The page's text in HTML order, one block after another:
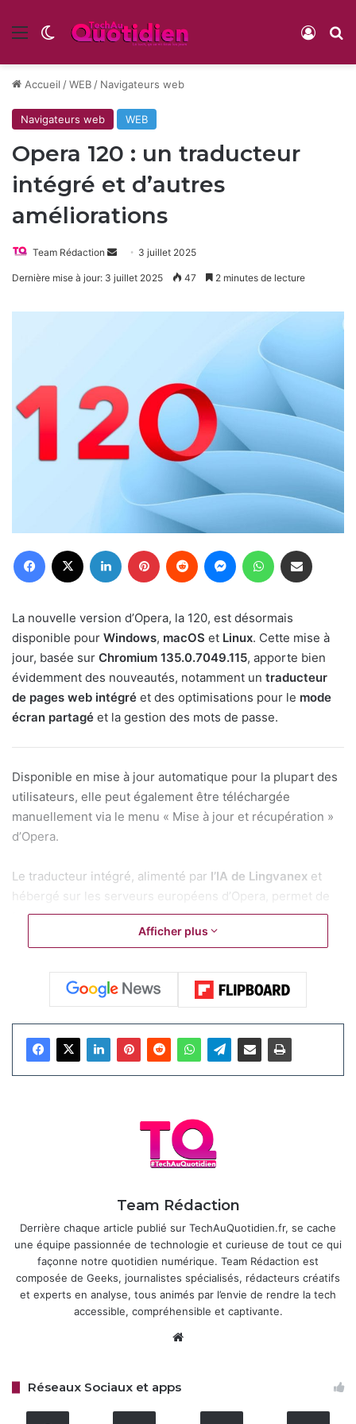
Menu Switch skin
Accueil /WEB / Navigateurs web
Navigateurs web WEB
Opera 120 : un traducteur
intégré et d’autres
améliorations
Team Rédaction
Envoyer3 juillet 2025
Dernière mise à jour: 3 juillet 2025 47 2 minutes de lecture
Facebook Linkedin Pinterest Reddit MessengerWhatsApp
La nouvelle version d’Opera, la 120, est désormais
disponible pour Windows, macOS et Linux. Cette mise à
jour, basée sur Chromium 135.0.7049.115, apporte bien
évidemment des nouveautés, notamment un traducteur
de pages web intégré et des optimisations pour le mode
écran partagé et la gestion des mots de passe.
Disponible en mise à jour automatique pour la plupart des
utilisateurs, elle peut également être téléchargée
manuellement via le menu « Mise à jour et récupération »
d’Opera.
Le traducteur intégré, alimenté par l’IA de Lingvanex et
hébergé sur les serveurs européens d’Opera, permet de
traduire des pages web dans plus de 40 langues, dont le
français, l’anglais, l’espagnol ou encore le chinois.
celles deGoogle ChromeouMicrosoft Edge, Opera
garantit que les données de traduction ne sont pas
réglementations européennes en matière de
confidentialité. Un icône de traduction apparaît dans la
barre d’outils lorsqu’une page est dans une langue
Une liste de 5 navigateurs les plus
légers pour Android
20 avril 2025
Afficher plus
Team Rédaction
Derrière chaque article publié sur TechAuQuotidien.fr, se cache
une équipe passionnée de technologie et curieuse de tout ce qui
façonne notre quotidien numérique. Team Rédaction est
composée de Geeks, journalistes spécialisés, rédacteurs créatifs
et experts en analyse, tous animés par l’envie de rendre la tech
accessible, compréhensible et captivante.
Réseaux Sociaux et apps